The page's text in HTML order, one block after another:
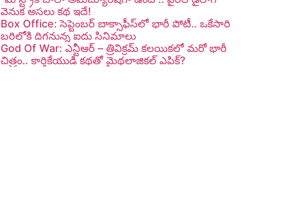
వెనుక అసలు కథ ఇదే!
Box Office: సెప్టెంబర్ బాక్సాఫీస్‌లో భారీ పోటీ.. ఒకేసారి
బరిలోకి దిగనున్న ఐదు సినిమాలు
God Of War: ఎన్టీఆర్ – త్రివిక్రమ్ కలయికలో మరో భారీ
చిత్రం.. కార్తికేయుడి కథతో మైథలాజికల్ ఎపిక్?